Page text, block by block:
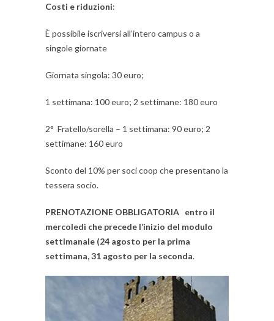
Costi e riduzioni:
È possibile iscriversi all’intero campus o a
singole giornate
Giornata singola: 30 euro;
1 settimana: 100 euro; 2 settimane: 180 euro
2° Fratello/sorella – 1 settimana: 90 euro; 2
settimane: 160 euro
Sconto del 10% per soci coop che presentano la
tessera socio.
PRENOTAZIONE OBBLIGATORIA entro il
mercoledì che precede l’inizio del modulo
settimanale (24 agosto per la prima
settimana, 31 agosto per la seconda.